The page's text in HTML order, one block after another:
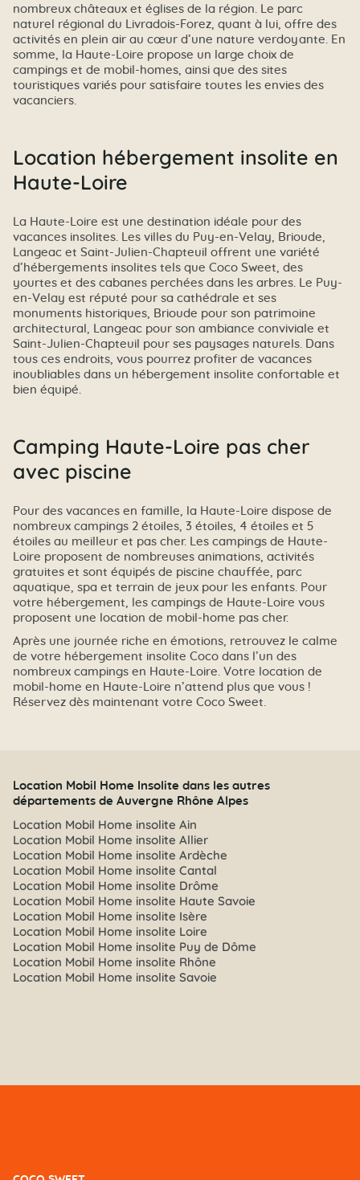
nombreux châteaux et églises de la région. Le parc
naturel régional du Livradois-Forez, quant à lui, offre des
activités en plein air au cœur d’une nature verdoyante. En
somme, la Haute-Loire propose un large choix de
campings et de mobil-homes, ainsi que des sites
touristiques variés pour satisfaire toutes les envies des
vacanciers.
Location hébergement insolite en
Haute-Loire
La Haute-Loire est une destination idéale pour des
vacances insolites. Les villes du Puy-en-Velay, Brioude,
Langeac et Saint-Julien-Chapteuil offrent une variété
d’hébergements insolites tels que Coco Sweet, des
yourtes et des cabanes perchées dans les arbres. Le Puy-
en-Velay est réputé pour sa cathédrale et ses
monuments historiques, Brioude pour son patrimoine
architectural, Langeac pour son ambiance conviviale et
Saint-Julien-Chapteuil pour ses paysages naturels. Dans
tous ces endroits, vous pourrez profiter de vacances
inoubliables dans un hébergement insolite confortable et
bien équipé.
Camping Haute-Loire pas cher
avec piscine
Pour des vacances en famille, la Haute-Loire dispose de
nombreux campings 2 étoiles, 3 étoiles, 4 étoiles et 5
étoiles au meilleur et pas cher. Les campings de Haute-
Loire proposent de nombreuses animations, activités
gratuites et sont équipés de piscine chauffée, parc
aquatique, spa et terrain de jeux pour les enfants. Pour
votre hébergement, les campings de Haute-Loire vous
proposent une location de mobil-home pas cher.
Après une journée riche en émotions, retrouvez le calme
de votre hébergement insolite Coco dans l’un des
nombreux campings en Haute-Loire. Votre location de
mobil-home en Haute-Loire n’attend plus que vous !
Réservez dès maintenant votre Coco Sweet.
Location Mobil Home Insolite dans les autres
départements de Auvergne Rhône Alpes
Location Mobil Home insolite Ain
Location Mobil Home insolite Allier
Location Mobil Home insolite Ardèche
Location Mobil Home insolite Cantal
Location Mobil Home insolite Drôme
Location Mobil Home insolite Haute Savoie
Location Mobil Home insolite Isère
Location Mobil Home insolite Loire
Location Mobil Home insolite Puy de Dôme
Location Mobil Home insolite Rhône
Location Mobil Home insolite Savoie